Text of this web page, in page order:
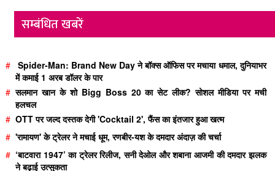
सम्बंधित खबरें
# Spider-Man: Brand New Day ने बॉक्स ऑफिस पर मचाया धमाल, दुनियाभर
में कमाई 1 अरब डॉलर के पार
# सलमान खान के शो Bigg Boss 20 का सेट लीक? सोशल मीडिया पर मची
हलचल
# OTT पर जल्द दस्तक देगी 'Cocktail 2', फैंस का इंतजार हुआ खत्म
# 'रामायण' के ट्रेलर ने मचाई धूम, रणबीर-यश के दमदार अंदाज़ की चर्चा
# ‘बाटवारा 1947’ का ट्रेलर रिलीज, सनी देओल और शबाना आजमी की दमदार झलक
ने बढ़ाई उत्सुकता